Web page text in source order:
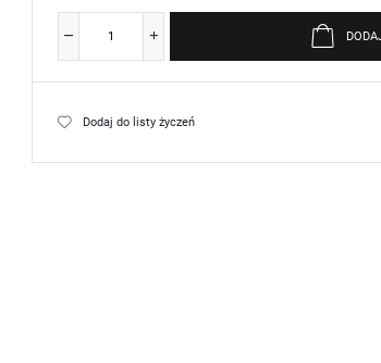
Dodaj do listy życzeń